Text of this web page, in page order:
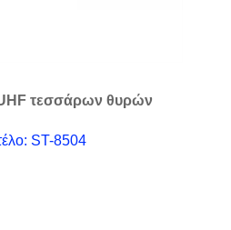
τεσσάρων θυρών
ST-8504